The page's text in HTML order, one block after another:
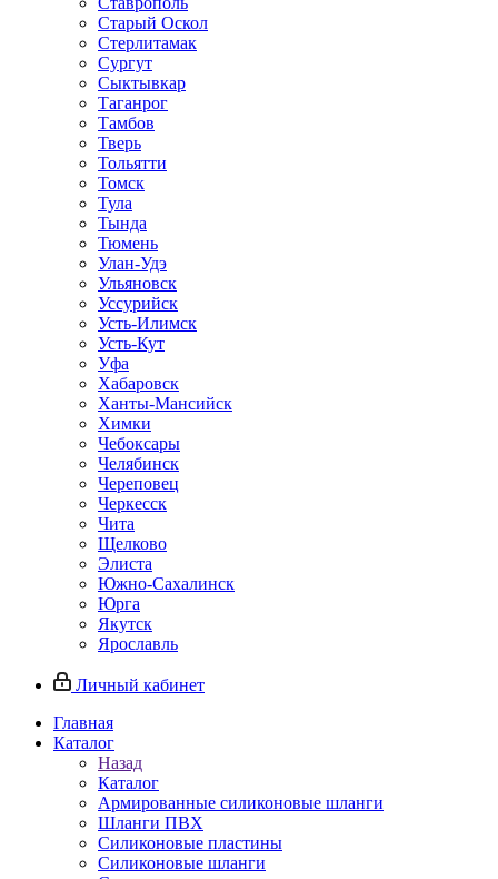
Старый Оскол
Стерлитамак
Сургут
Сыктывкар
Таганрог
Тамбов
Тверь
Тольятти
Томск
Тула
Тында
Тюмень
Улан-Удэ
Ульяновск
Уссурийск
Усть-Илимск
Усть-Кут
Уфа
Хабаровск
Ханты-Мансийск
Химки
Чебоксары
Челябинск
Череповец
Черкесск
Чита
Щелково
Элиста
Южно-Сахалинск
Юрга
Якутск
Ярославль
Личный кабинет
Главная
Каталог
Назад
Каталог
Армированные силиконовые шланги
Шланги ПВХ
Силиконовые пластины
Силиконовые шланги